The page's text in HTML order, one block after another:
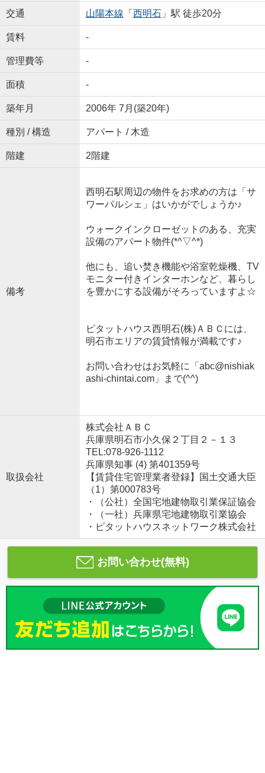
交通 山陽本線 「 西明石」駅 徒歩20分
賃料 -
管理費等 -
面積 -
築年月 2006年 7月(築20年)
種別 / 構造 アパート / 木造
階建 2階建
備考
西明石駅周辺の物件をお求めの方は「サ
ワーパルシェ」はいかがでしょうか♪
ウォークインクローゼットのある、充実
設備のアパート物件(*^▽^*)
他にも、追い焚き機能や浴室乾燥機、TV
モニター付きインターホンなど、暮らし
を豊かにする設備がそろっていますよ☆
ピタットハウス西明石(株)ＡＢＣには、
明石市エリアの賃貸情報が満載です♪
お問い合わせはお気軽に「abc@nishiak
ashi-chintai.com」まで(^^)
取扱会社
株式会社ＡＢＣ
兵庫県明石市小久保２丁目２－１３
TEL:078-926-1112
兵庫県知事 (4) 第401359号
【賃貸住宅管理業者登録】国土交通大臣
（1）第000783号
・（公社）全国宅地建物取引業保証協会
・（一社）兵庫県宅地建物取引業協会
・ピタットハウスネットワーク株式会社
お問い合わせ(無料)